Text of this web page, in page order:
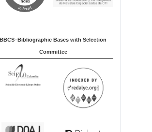
BBCS–Bibliographic Bases with Selection
Committee